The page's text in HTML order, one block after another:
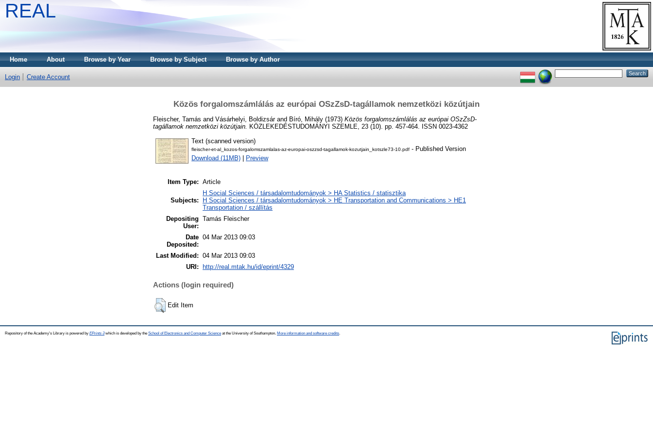
REAL
Home About Browse by Year Browse by Subject Browse by Author
Login Create Account
Közös forgalomszámlálás az európai OSzZsD-tagállamok nemzetközi közútjain
Fleischer, Tamás and Vásárhelyi, Boldizsárand Bíró, Mihály (1973) Közös forgalomszámlálás az európai OSzZsD-
tagállamok nemzetközi közútjain. KÖZLEKEDÉSTUDOMÁNYI SZEMLE, 23 (10). pp. 457-464. ISSN 0023-4362
Text (scanned version)
fleischer-et-al_kozos-forgalomszamlalas-az-europai-oszzsd-tagallamok-kozutjain_kotszle73-10.pdf - Published Version
Download (11MB)
Preview
Item Type: Article
Subjects:
H Social Sciences / társadalomtudományok > HA Statistics / statisztika
H Social Sciences / társadalomtudományok > HE Transportation and Communications > HE1
Transportation / szállítás
Depositing
User:
Tamás Fleischer
Date
Deposited:
04 Mar 2013 09:03
Last Modified: 04 Mar 2013 09:03
URI:
http://real.mtak.hu/id/eprint/4329
Actions (login required)
Edit Item
Repository of the Academy's Library is powered by EPrints 3which is developed by the School of Electronics and Computer Science at the University of Southampton. More information and software credits